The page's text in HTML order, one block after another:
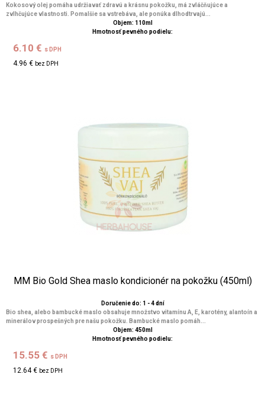
Kokosový olej pomáha udržiavať zdravú a krásnu pokožku, má zvláčňujúce a
zvlhčujúce vlastnosti. Pomalšie sa vstrebáva, ale ponúka dlhodtrvajú...
Objem: 110ml
Hmotnosť pevného podielu:
6.10 € s DPH
4.96 € bez DPH
MM Bio Gold Shea maslo kondicionér na pokožku (450ml)
Doručenie do: 1 - 4 dní
Bio shea, alebo bambucké maslo obsahuje množstvo vitamínu A, E, karotény, alantoín a
minerálov prospešných pre našu pokožku. Bambucké maslo pomáh...
Objem: 450ml
Hmotnosť pevného podielu:
15.55 € s DPH
12.64 € bez DPH